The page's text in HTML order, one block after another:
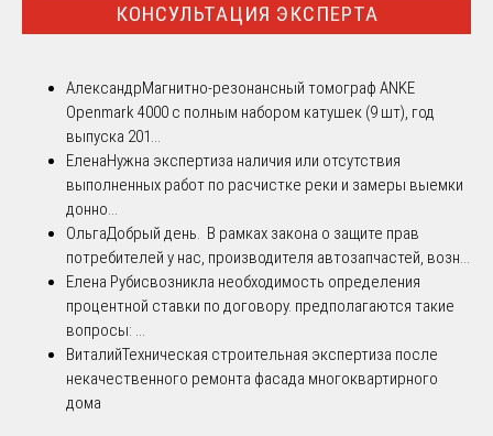
КОНСУЛЬТАЦИЯ ЭКСПЕРТА
АлександрМагнитно-резонансный томограф ANKE
Openmark 4000 с полным набором катушек (9 шт), год
выпуска 201...
ЕленаНужна экспертиза наличия или отсутствия
выполненных работ по расчистке реки и замеры выемки
донно...
ОльгаДобрый день. В рамках закона о защите прав
потребителей у нас, производителя автозапчастей, возн...
Елена Рубисвозникла необходимость определения
процентной ставки по договору. предполагаются такие
вопросы: ...
ВиталийТехническая строительная экспертиза после
некачественного ремонта фасада многоквартирного
дома